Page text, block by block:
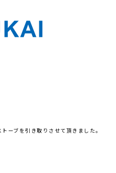
ーブを引き取りさせて頂きました。